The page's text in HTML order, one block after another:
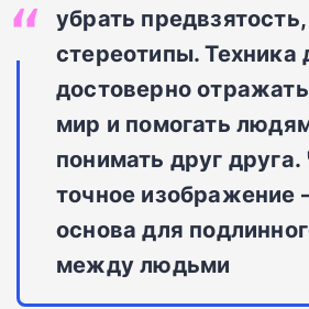
убрать
стереотипы. Техника
достоверно
мир и помогать
понимать друг
точное изображение
основа для
между людьми